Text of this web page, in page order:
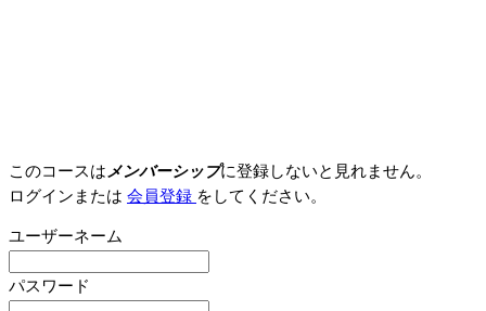
このコースはメンバーシップに登録しないと見れません。
ログインまたは 会員登録 をしてください。
ユーザーネーム
パスワード